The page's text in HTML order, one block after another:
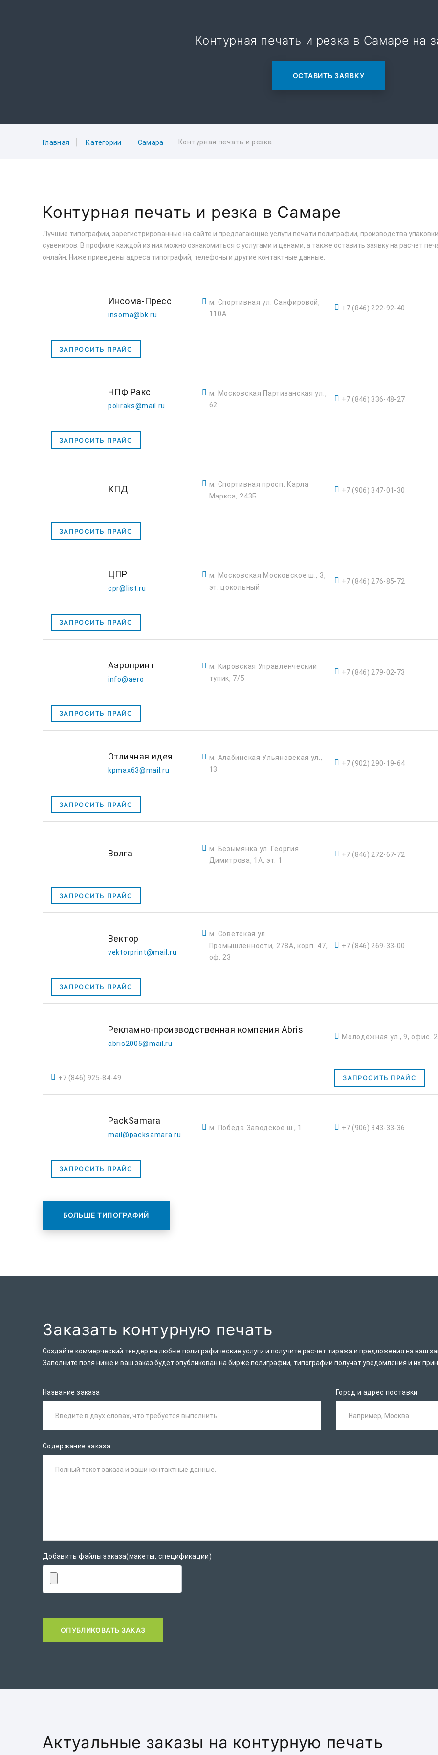
Контурная печать и резка в Самаре на
ОСТАВИТЬ ЗАЯВКУ
Главная Категории Самара Контурная печать и резка
Контурная печать и резка в Самаре
Лучшие типографии, зарегистрированные на сайте и предлагающие услуги печати полиграфии, производства
сувениров. В профиле каждой из них можно ознакомиться с услугами и ценами, а также оставить заявку на расчет
онлайн. Ниже приведены адреса типографий, телефоны и другие контактные данные.
Инсома-Пресс
insoma@bk.ru
м. Спортивная ул. Санфировой,
110А
+7 (846) 222-92-40
ЗАПРОСИТЬ ПРАЙС
НПФ Ракс
poliraks@mail.ru
м. Московская Партизанская ул.,
62
+7 (846) 336-48-27
ЗАПРОСИТЬ ПРАЙС
КПД
м. Спортивная просп. Карла
Маркса, 243Б
+7 (906) 347-01-30
ЗАПРОСИТЬ ПРАЙС
ЦПР
cpr@list.ru
м. Московская Московское ш., 3,
эт. цокольный
+7 (846) 276-85-72
ЗАПРОСИТЬ ПРАЙС
Аэропринт
info@aero
м. Кировская Управленческий
тупик, 7/5
+7 (846) 279-02-73
ЗАПРОСИТЬ ПРАЙС
Отличная идея
kpmax63@mail.ru
м. Алабинская Ульяновская ул.,
13
+7 (902) 290-19-64
ЗАПРОСИТЬ ПРАЙС
Волга
м. Безымянка ул. Георгия
Димитрова, 1А, эт. 1
+7 (846) 272-67-72
ЗАПРОСИТЬ ПРАЙС
Вектор
vektorprint@mail.ru
м. Советская ул.
Промышленности, 278А, корп. 47,
оф. 23
+7 (846) 269-33-00
ЗАПРОСИТЬ ПРАЙС
Рекламно-производственная компания Abris
abris2005@mail.ru
Молодёжная ул., 9, офис.
+7 (846) 925-84-49 ЗАПРОСИТЬ ПРАЙС
PackSamara
mail@packsamara.ru
м. Победа Заводское ш., 1 +7 (906) 343-33-36
ЗАПРОСИТЬ ПРАЙС
БОЛЬШЕ ТИПОГРАФИЙ
Заказать контурную печать
Создайте коммерческий тендер на любые полиграфические услуги и получите расчет тиража и предложения на ваш
Заполните поля ниже и ваш заказ будет опубликован на бирже полиграфии, типографии получат уведомления и их
Название заказа
Введите в двух словах, что требуется выполнить
Город и адрес поставки
Например, Москва
Содержание заказа
Полный текст заказа и ваши контактные данные.
Добавить файлы заказа(макеты, спецификации)
ОПУБЛИКОВАТЬ ЗАКАЗ
Актуальные заказы на контурную печать